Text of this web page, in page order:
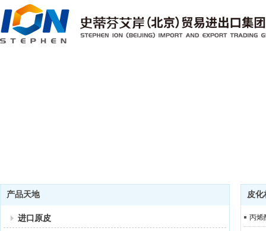
产品天地
进口原皮
皮化
丙烯